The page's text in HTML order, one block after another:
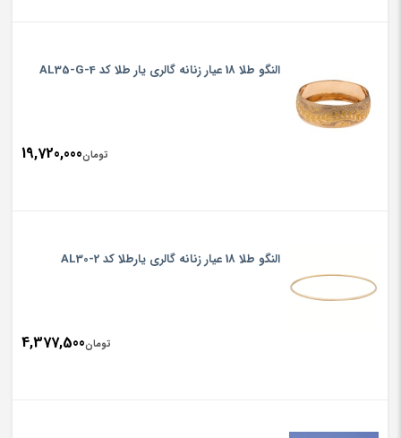
النگو طلا 18 عیار زنانه گالری یار طلا کد AL35-G-4
تومان19,720,000
النگو طلا 18 عیار زنانه گالری یارطلا کد AL30-2
تومان4,377,500